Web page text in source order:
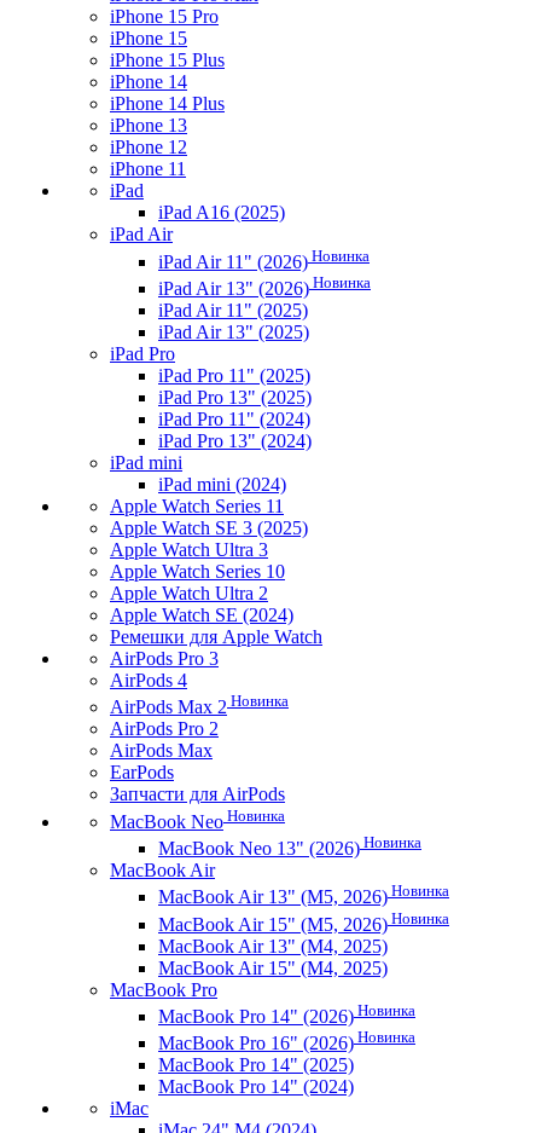
iPhone 15 Pro
iPhone 15
iPhone 15 Plus
iPhone 14
iPhone 14 Plus
iPhone 13
iPhone 12
iPhone 11
iPad
iPad A16 (2025)
iPad Air
iPad Air 11" (2026) Новинка
iPad Air 13" (2026) Новинка
iPad Air 11" (2025)
iPad Air 13" (2025)
iPad Pro
iPad Pro 11" (2025)
iPad Pro 13" (2025)
iPad Pro 11" (2024)
iPad Pro 13" (2024)
iPad mini
iPad mini (2024)
Apple Watch Series 11
Apple Watch SE 3 (2025)
Apple Watch Ultra 3
Apple Watch Series 10
Apple Watch Ultra 2
Apple Watch SE (2024)
Ремешки для Apple Watch
AirPods Pro 3
AirPods 4
AirPods Max 2 Новинка
AirPods Pro 2
AirPods Max
EarPods
Запчасти для AirPods
MacBook Neo Новинка
MacBook Neo 13" (2026) Новинка
MacBook Air
MacBook Air 13" (M5, 2026) Новинка
MacBook Air 15" (M5, 2026) Новинка
MacBook Air 13" (M4, 2025)
MacBook Air 15" (M4, 2025)
MacBook Pro
MacBook Pro 14" (2026) Новинка
MacBook Pro 16" (2026) Новинка
MacBook Pro 14" (2025)
MacBook Pro 14" (2024)
iMac